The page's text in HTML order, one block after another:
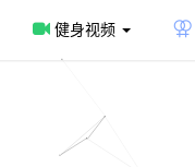
健身视频